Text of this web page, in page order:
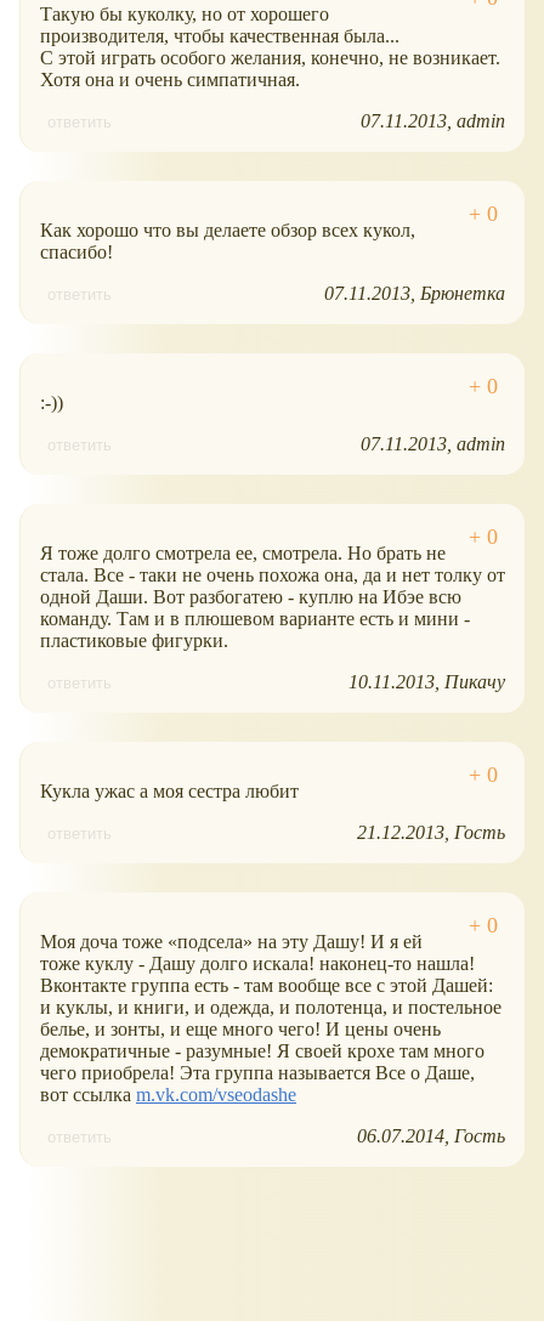
Такую бы куколку, но от хорошего
производителя, чтобы качественная была...
С этой играть особого желания, конечно, не возникает.
Хотя она и очень симпатичная.
ответить 07.11.2013 admin
Как хорошо что вы делаете обзор всех кукол,
спасибо!
ответить 07.11.2013 Брюнетка
:-))
ответить 07.11.2013 admin
Я тоже долго смотрела ее, смотрела. Но брать не
стала. Все - таки не очень похожа она, да и нет толку от
одной Даши. Вот разбогатею - куплю на Ибэе всю
команду. Там и в плюшевом варианте есть и мини -
пластиковые фигурки.
ответить 10.11.2013 Пикачу
Кукла ужас а моя сестра любит
ответить 21.12.2013 Гость
Моя доча тоже подсела
на эту Дашу! И я ей
тоже куклу - Дашу долго искала! наконец-то нашла!
Вконтакте группа есть - там вообще все с этой Дашей:
и куклы, и книги, и одежда, и полотенца, и постельное
белье, и зонты, и еще много чего! И цены очень
демократичные - разумные! Я своей крохе там много
чего приобрела! Эта группа называется Все о Даше,
вот ссылка m.vk.com/vseodashe
ответить 06.07.2014 Гость